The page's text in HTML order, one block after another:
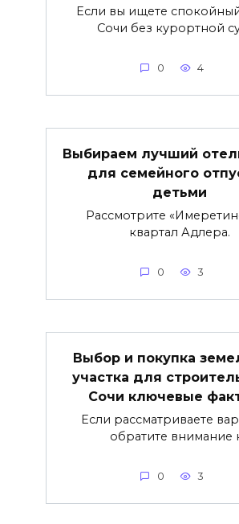
Если вы ищете
Сочи без курортной
0 4
Выбираем лучший
для семейного
детьми
Рассмотрите
квартал Адлера.
0 3
Выбор и покупка
участка для
Сочи ключевые
Если рассматриваете
обратите внимание
0 3